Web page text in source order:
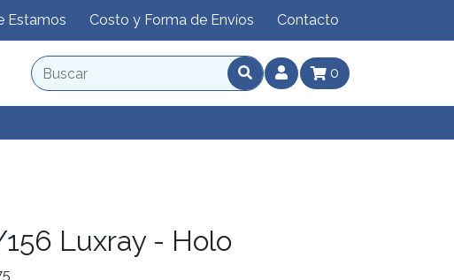
Estamos Costo y Forma de Envíos Contacto
0
Luxray - Holo